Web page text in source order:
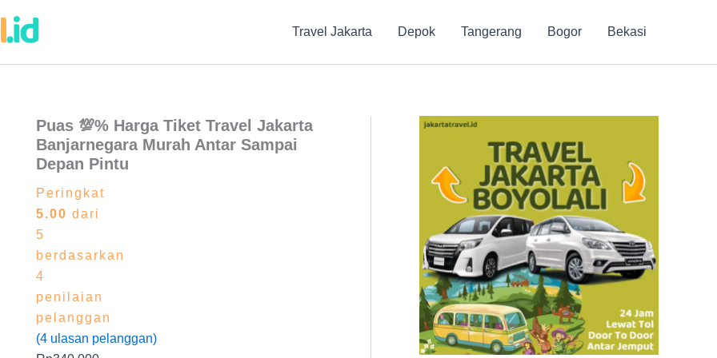
Travel Jakarta Depok Tangerang Bogor Bekasi
Puas 💯% Harga Tiket Travel Jakarta
Banjarnegara Murah Antar Sampai
Depan Pintu
Peringkat
5.00 dari
5
berdasarkan
4
penilaian
pelanggan
(4ulasan pelanggan)